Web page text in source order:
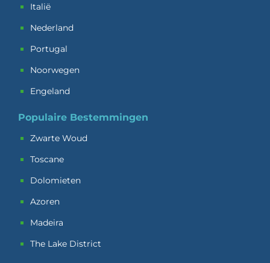
Italië
Nederland
Portugal
Noorwegen
Engeland
Populaire Bestemmingen
Zwarte Woud
Toscane
Dolomieten
Azoren
Madeira
The Lake District